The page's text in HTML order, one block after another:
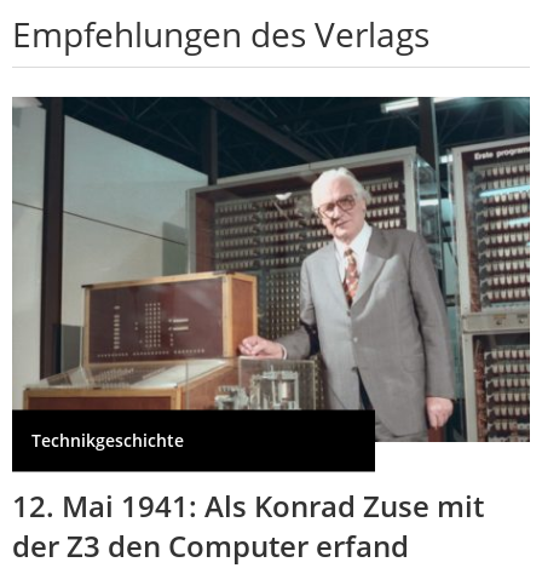
Empfehlungen des Verlags
Technikgeschichte
12. Mai 1941: Als Konrad Zuse mit
der Z3 den Computer erfand